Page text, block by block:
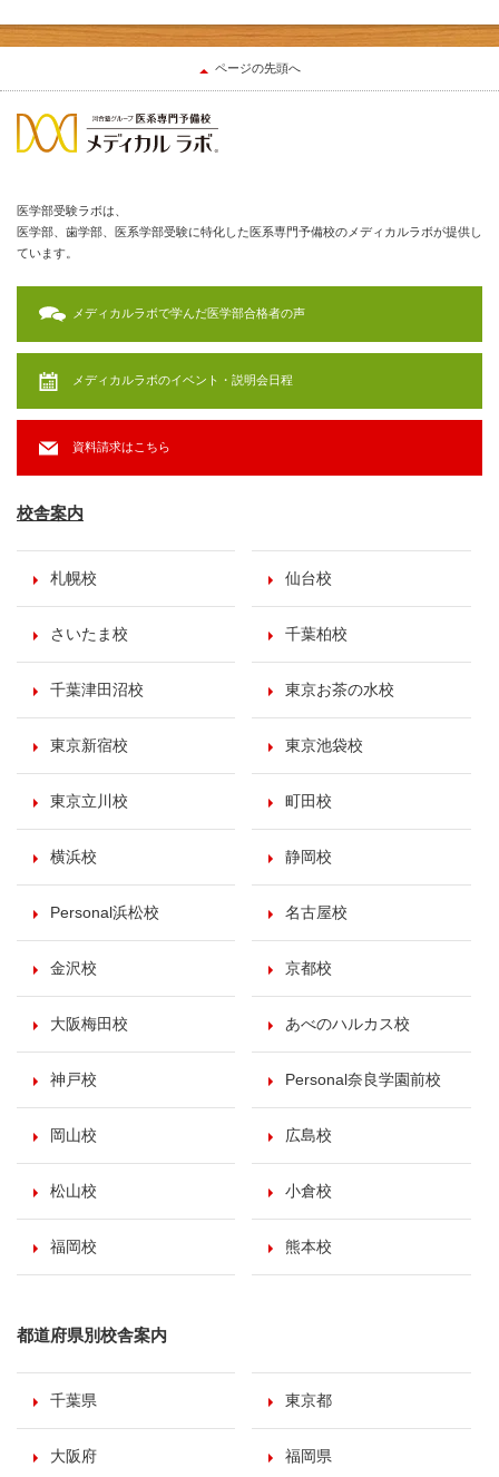
ページの先頭へ
医学部受験ラボは、
医学部、歯学部、医系学部受験に特化した医系専門予備校のメディカルラボが提供し
ています。
メディカルラボで学んだ医学部合格者の声
メディカルラボのイベント・説明会日程
資料請求はこちら
校舎案内
札幌校 仙台校
さいたま校 千葉柏校
千葉津田沼校 東京お茶の水校
東京新宿校 東京池袋校
東京立川校 町田校
横浜校 静岡校
Personal浜松校 名古屋校
金沢校 京都校
大阪梅田校 あべのハルカス校
神戸校 Personal奈良学園前校
岡山校 広島校
松山校 小倉校
福岡校 熊本校
都道府県別校舎案内
千葉県 東京都
大阪府 福岡県